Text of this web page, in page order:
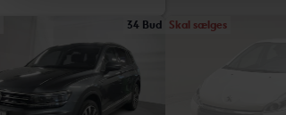
34 Bud Skal sælges